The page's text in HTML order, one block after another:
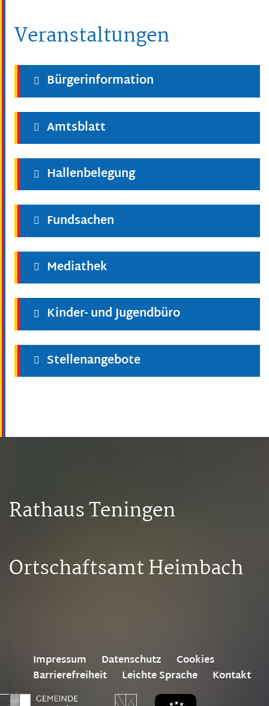
Veranstaltungen
Bürgerinformation
Amtsblatt
Hallenbelegung
Fundsachen
Mediathek
Kinder- und Jugendbüro
Stellenangebote
Rathaus Teningen
Ortschaftsamt Heimbach
Impressum Datenschutz
Cookies
Barrierefreiheit
Leichte Sprache Kontakt